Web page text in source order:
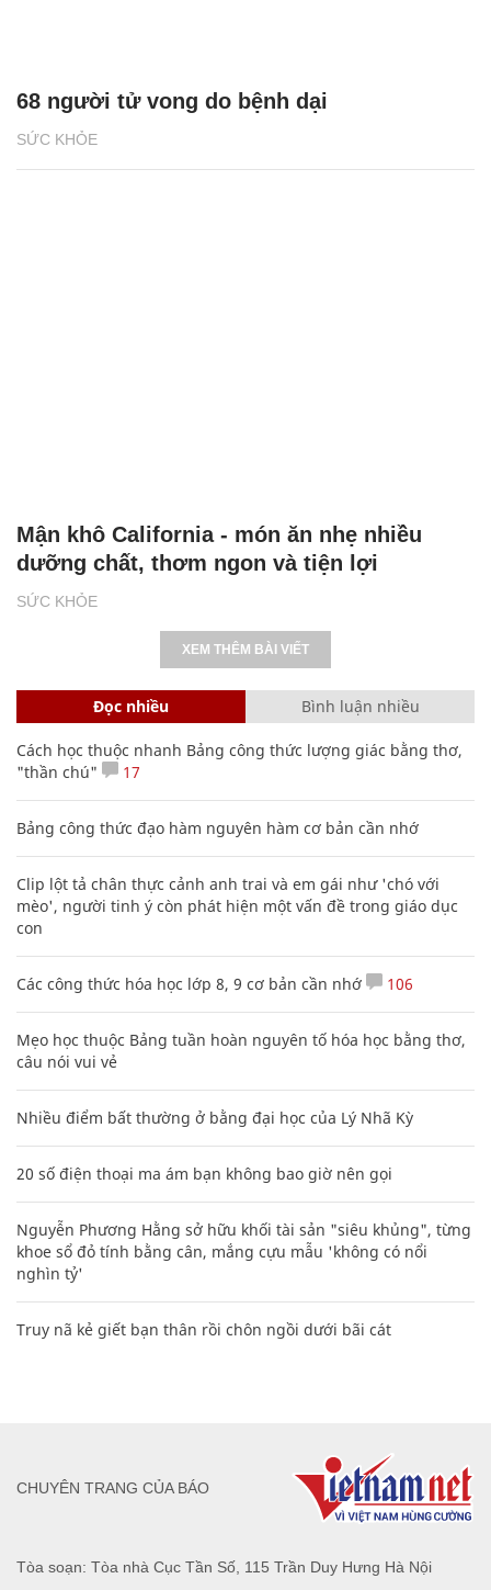
SỨC KHỎE
68 người tử vong do bệnh dại
SỨC KHỎE
Mận khô California - món ăn nhẹ nhiều
dưỡng chất, thơm ngon và tiện lợi
XEM THÊM BÀI VIẾT
Đọc nhiều Bình luận nhiều
Cách học thuộc nhanh Bảng công thức lượng giác bằng thơ,
"thần chú"
17
Bảng công thức đạo hàm nguyên hàm cơ bản cần nhớ
Clip lột tả chân thực cảnh anh trai và em gái như 'chó với
mèo', người tinh ý còn phát hiện một vấn đề trong giáo dục
con
Các công thức hóa học lớp 8, 9 cơ bản cần nhớ 106
Mẹo học thuộc Bảng tuần hoàn nguyên tố hóa học bằng thơ,
câu nói vui vẻ
Nhiều điểm bất thường ở bằng đại học của Lý Nhã Kỳ
20 số điện thoại ma ám bạn không bao giờ nên gọi
Nguyễn Phương Hằng sở hữu khối tài sản "siêu khủng", từng
khoe sổ đỏ tính bằng cân, mắng cựu mẫu 'không có nổi
nghìn tỷ'
Truy nã kẻ giết bạn thân rồi chôn ngồi dưới bãi cát
Tòa soạn: Tòa nhà Cục Tần Số, 115 Trần Duy Hưng Hà Nội
CHUYÊN TRANG CỦA BÁO